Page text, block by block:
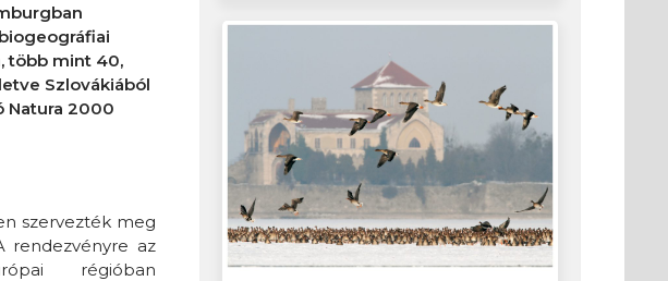
több mint 40,
Szlovákiából
Natura 2000
szervezték meg
rendezvényre az
régióban